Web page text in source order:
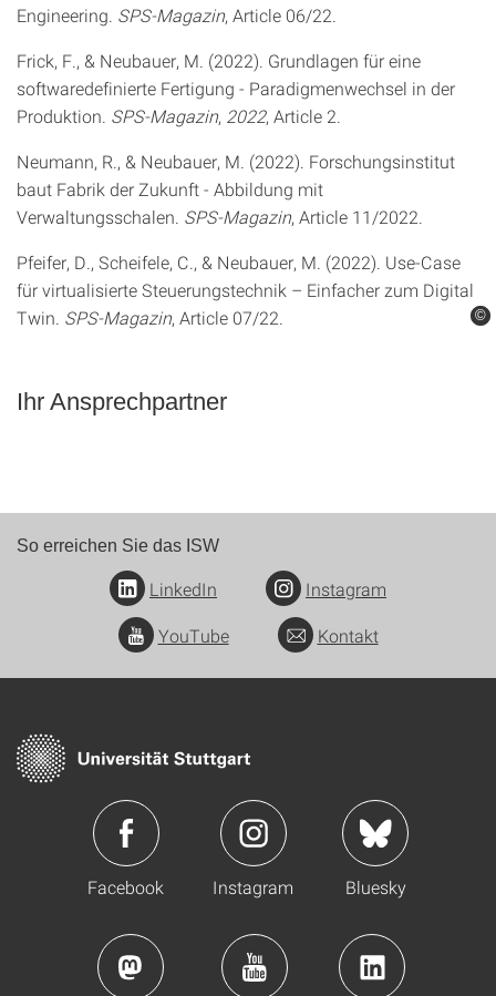
©
©
Engineering. SPS-Magazin, Article 06/22.
Frick, F., & Neubauer, M. (2022). Grundlagen für eine
softwaredefinierte Fertigung - Paradigmenwechsel in der
Produktion. SPS-Magazin, 2022, Article 2.
Neumann, R., & Neubauer, M. (2022). Forschungsinstitut
baut Fabrik der Zukunft - Abbildung mit
Verwaltungsschalen. SPS-Magazin, Article 11/2022.
Pfeifer, D., Scheifele, C., & Neubauer, M. (2022). Use-Case
für virtualisierte Steuerungstechnik – Einfacher zum Digital
Twin. SPS-Magazin, Article 07/22.
Ihr Ansprechpartner
So erreichen Sie das ISW
LinkedIn
Instagram
YouTube
Kontakt
Facebook Instagram Bluesky